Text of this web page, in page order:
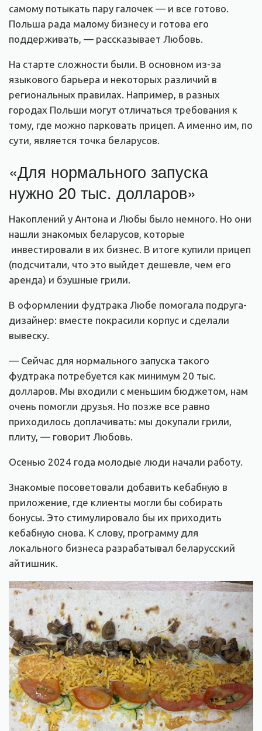
самому потыкать пару галочек — и все готово.
Польша рада малому бизнесу и готова его
поддерживать, — рассказывает Любовь.
На старте сложности были. В основном из-за
языкового барьера и некоторых различий в
региональных правилах. Например, в разных
городах Польши могут отличаться требования к
тому, где можно парковать прицеп. А именно им, по
сути, является точка беларусов.
«Для нормального запуска
нужно 20 тыс. долларов»
Накоплений у Антона и Любы было немного. Но они
нашли знакомых беларусов, которые
инвестировали в их бизнес. В итоге купили прицеп
(подсчитали, что это выйдет дешевле, чем его
аренда) и бэушные грили.
В оформлении фудтрака Любе помогала подруга-
дизайнер: вместе покрасили корпус и сделали
вывеску.
— Сейчас для нормального запуска такого
фудтрака потребуется как минимум 20 тыс.
долларов. Мы входили с меньшим бюджетом, нам
очень помогли друзья. Но позже все равно
приходилось доплачивать: мы докупали грили,
плиту, — говорит Любовь.
Осенью 2024 года молодые люди начали работу.
Знакомые посоветовали добавить кебабную в
приложение, где клиенты могли бы собирать
бонусы. Это стимулировало бы их приходить
кебабную снова. К слову, программу для
локального бизнеса разрабатывал беларусский
айтишник.